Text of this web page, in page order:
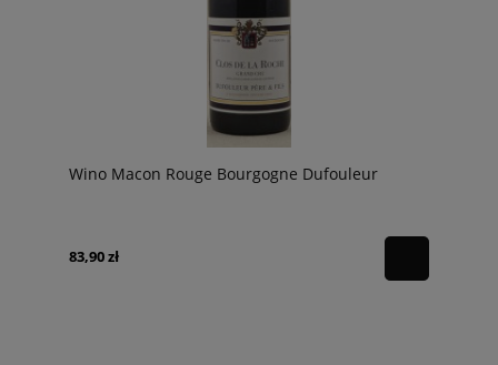
Wino Macon Rouge Bourgogne Dufouleur
83,90 zł